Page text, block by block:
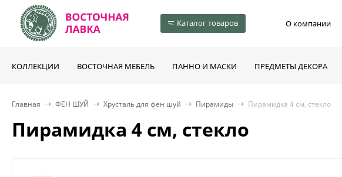
Каталог товаров О компании
КОЛЛЕКЦИИ ВОСТОЧНАЯ МЕБЕЛЬ ПАННО И МАСКИ ПРЕДМЕТЫ ДЕКОРА
Главная ФЕН ШУЙ Хрусталь для фен шуй Пирамиды Пирамидка 4 см, стекло
Пирамидка 4 см, стекло